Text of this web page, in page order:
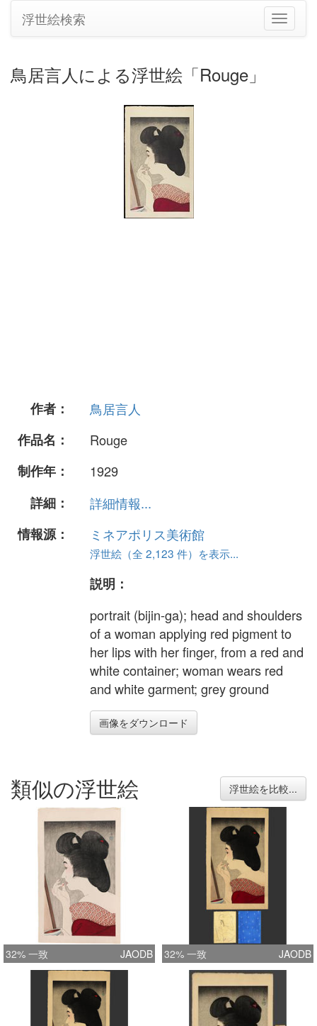
ナ
ビ
浮世絵検索
鳥居言人による浮世絵「Rouge」
作者：
鳥居言人
作品名：
Rouge
制作年：
1929
詳細：
詳細情報...
情報源：
ミネアポリス美術館
浮世絵（全 2,123 件）を表示...
説明：
portrait (bijin-ga); head and shoulders
of a woman applying red pigment to
her lips with her finger, from a red and
white container; woman wears red
and white garment; grey ground
画像をダウンロード
類似の浮世絵 浮世絵を比較...
32% 一致 JAODB 32% 一致 JAODB